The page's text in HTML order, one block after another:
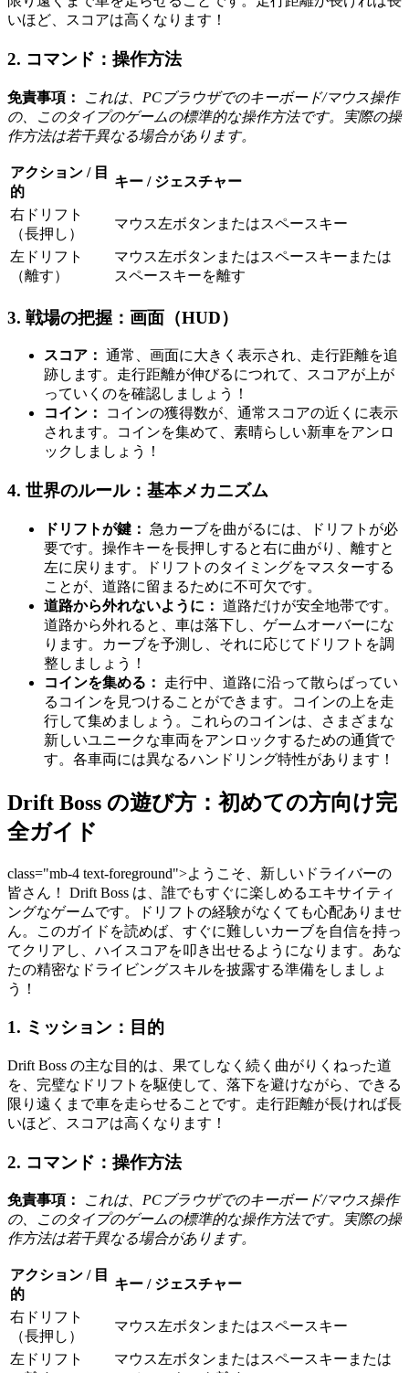
いほど、スコアは高くなります！
2. コマンド：操作方法
免責事項：
これは、PCブラウザでのキーボード/マウス操作
の、このタイプのゲームの標準的な操作方法です。実際の操
作方法は若干異なる場合があります。
アクション / 目
的
キー / ジェスチャー
右ドリフト
（長押し）
マウス左ボタンまたはスペースキー
左ドリフト
（離す）
マウス左ボタンまたはスペースキーまたは
スペースキーを離す
3. 戦場の把握：画面（HUD）
スコア： 通常、画面に大きく表示され、走行距離を追
跡します。走行距離が伸びるにつれて、スコアが上が
っていくのを確認しましょう！
コイン：
コインの獲得数が、通常スコアの近くに表示
されます。コインを集めて、素晴らしい新車をアンロ
ックしましょう！
4. 世界のルール：基本メカニズム
ドリフトが鍵：
急カーブを曲がるには、ドリフトが必
要です。操作キーを長押しすると右に曲がり、離すと
左に戻ります。ドリフトのタイミングをマスターする
ことが、道路に留まるために不可欠です。
道路から外れないように： 道路だけが安全地帯です。
道路から外れると、車は落下し、ゲームオーバーにな
ります。カーブを予測し、それに応じてドリフトを調
整しましょう！
コインを集める：
走行中、道路に沿って散らばってい
るコインを見つけることができます。コインの上を走
行して集めましょう。これらのコインは、さまざまな
新しいユニークな車両をアンロックするための通貨で
す。各車両には異なるハンドリング特性があります！
Drift Boss の遊び方：初めての方向け完
全ガイド
class="mb-4 text-foreground">ようこそ、新しいドライバーの
皆さん！ Drift Boss は、誰でもすぐに楽しめるエキサイティ
ングなゲームです。ドリフトの経験がなくても心配ありませ
ん。このガイドを読めば、すぐに難しいカーブを自信を持っ
てクリアし、ハイスコアを叩き出せるようになります。あな
たの精密なドライビングスキルを披露する準備をしましょ
う！
1. ミッション：目的
Drift Boss の主な目的は、果てしなく続く曲がりくねった道
を、完璧なドリフトを駆使して、落下を避けながら、できる
限り遠くまで車を走らせることです。走行距離が長ければ長
いほど、スコアは高くなります！
2. コマンド：操作方法
免責事項：
これは、PCブラウザでのキーボード/マウス操作
の、このタイプのゲームの標準的な操作方法です。実際の操
作方法は若干異なる場合があります。
アクション / 目
的
キー / ジェスチャー
右ドリフト
（長押し）
マウス左ボタンまたはスペースキー
左ドリフト
マウス左ボタンまたはスペースキーまたは